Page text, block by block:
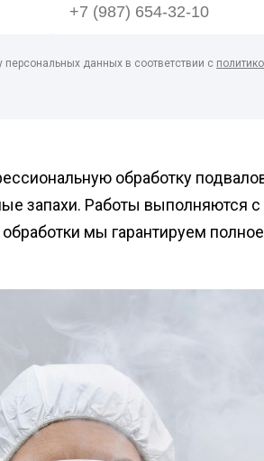
Дезинфекция ферм
цеха
Дезинфекция
холодильников
персональных данных в соответствии с
обработку
запахи. Работы выполняются
мы гарантируем